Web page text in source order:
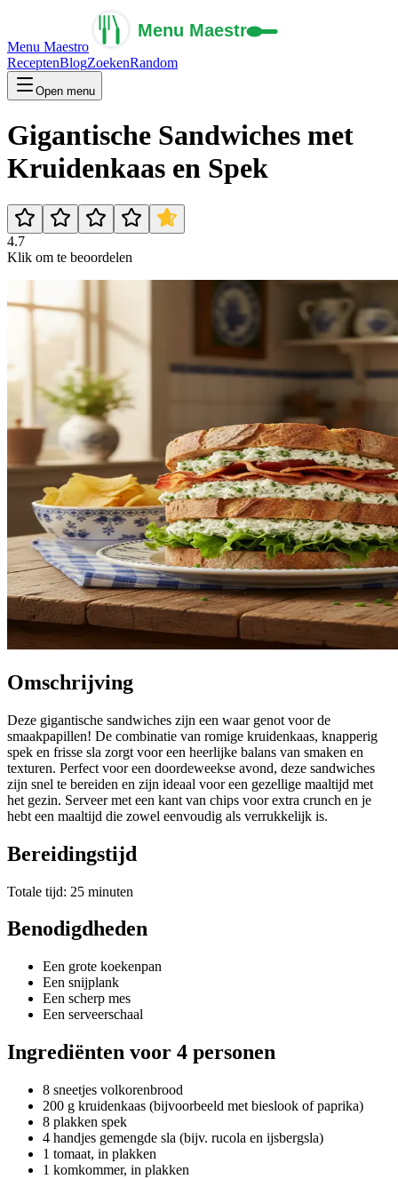
Menu Maestro
ReceptenBlogZoekenRandom
Open menu
Gigantische Sandwiches met
Kruidenkaas en Spek
4.7
Klik om te beoordelen
Omschrijving
Deze gigantische sandwiches zijn een waar genot voor de
smaakpapillen! De combinatie van romige kruidenkaas, knapperig
spek en frisse sla zorgt voor een heerlijke balans van smaken en
texturen. Perfect voor een doordeweekse avond, deze sandwiches
zijn snel te bereiden en zijn ideaal voor een gezellige maaltijd met
het gezin. Serveer met een kant van chips voor extra crunch en je
hebt een maaltijd die zowel eenvoudig als verrukkelijk is.
Bereidingstijd
Totale tijd: 25 minuten
Benodigdheden
Een grote koekenpan
Een snijplank
Een scherp mes
Een serveerschaal
Ingrediënten voor 4 personen
8 sneetjes volkorenbrood
200 g kruidenkaas (bijvoorbeeld met bieslook of paprika)
8 plakken spek
4 handjes gemengde sla (bijv. rucola en ijsbergsla)
1 tomaat, in plakken
1 komkommer, in plakken